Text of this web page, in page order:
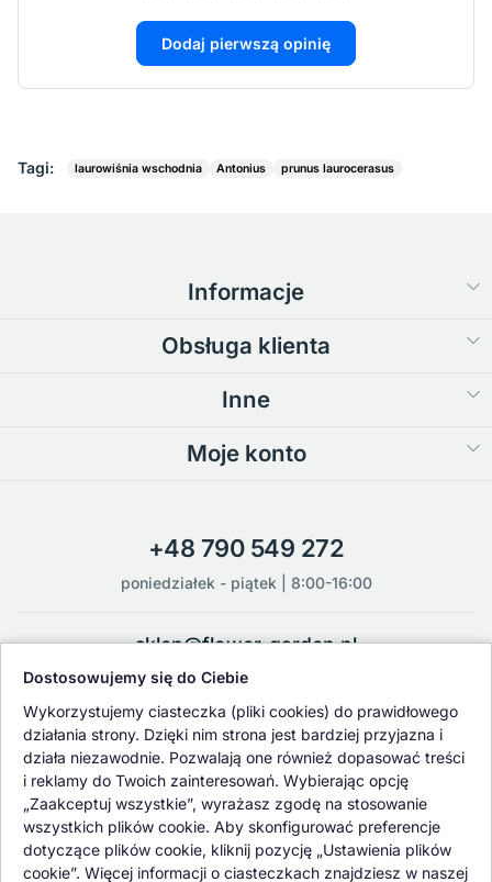
Dodaj pierwszą opinię
Tagi: laurowiśnia wschodnia Antonius prunus laurocerasus
Informacje
Obsługa klienta
Inne
Moje konto
+48 790 549 272
poniedziałek - piątek | 8:00-16:00
sklep@flower-garden.pl
Oferowane przez nas rośliny i nasiona podlegają regularnej ścisłej
kontroli jakości oraz kontroli zdrowotnej przeprowadzanej przez
wykwalifikowane osoby z Państwowej Inspekcji Ochrony Roślin i
Nasiennictwa.
Dostosowujemy się do Ciebie
Wykorzystujemy ciasteczka (pliki cookies) do prawidłowego
działania strony. Dzięki nim strona jest bardziej przyjazna i
działa niezawodnie. Pozwalają one również dopasować treści
i reklamy do Twoich zainteresowań. Wybierając opcję
„Zaakceptuj wszystkie”, wyrażasz zgodę na stosowanie
wszystkich plików cookie. Aby skonfigurować preferencje
dotyczące plików cookie, kliknij pozycję „Ustawienia plików
cookie”. Więcej informacji o ciasteczkach znajdziesz w naszej